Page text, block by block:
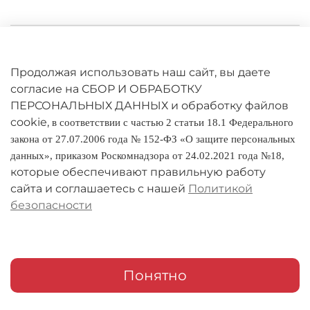
Оферта
Политика конфиденциальности
Оплата и доставка
Условия обмена и возврата
Реквизиты
Продолжая использовать наш сайт, вы даете
согласие на СБОР И ОБРАБОТКУ
ПЕРСОНАЛЬНЫХ ДАННЫХ и обработку файлов
cookie, в соответствии с частью 2 статьи 18.1 Федерального
закона от 27.07.2006 года № 152-ФЗ «О защите персональных
данных», приказом Роскомнадзора от 24.02.2021 года №18,
которые обеспечивают правильную работу
сайта и соглашаетесь с нашей Политикой
безопасности
Понятно